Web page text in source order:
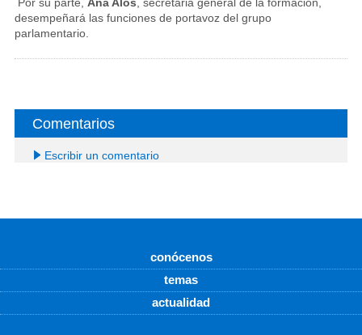
desempeñará las funciones de portavoz del grupo
parlamentario.
Comentarios
Escribir un comentario
conócenos
temas
actualidad